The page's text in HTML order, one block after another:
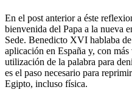
En el post anterior a éste
bienvenida del Papa a la nueva
Sede. Benedicto XVI hablaba
aplicación en España y, con
utilización de la palabra para
es el paso necesario para
Egipto, incluso física.